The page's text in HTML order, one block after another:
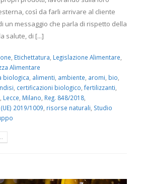
così da farli arrivare al cliente
un messaggio che parla di rispetto della
salute, di [...]
, Etichettatura, Legislazione Alimentare,
Alimentare
biologica, alimenti, ambiente, aromi, bio,
, certificazioni biologico, fertilizzanti,
, Lecce, Milano, Reg. 848/2018,
2019/1009, risorse naturali, Studio